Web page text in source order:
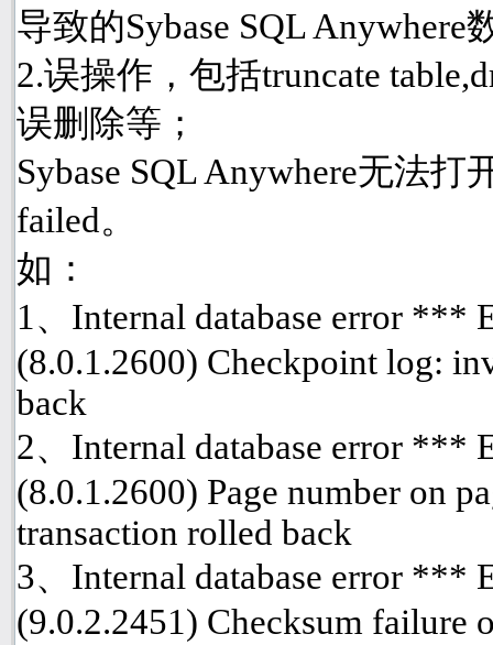
导致的Sybase SQL
2.误操作，包括truncate
误删除等；
Sybase SQL Anywhere无法
failed。
如：
1、Internal database error ***
(8.0.1.2600) Checkpoint log:
back
2、Internal database error ***
(8.0.1.2600) Page number on
transaction rolled back
3、Internal database error ***
(9.0.2.2451) Checksum failure